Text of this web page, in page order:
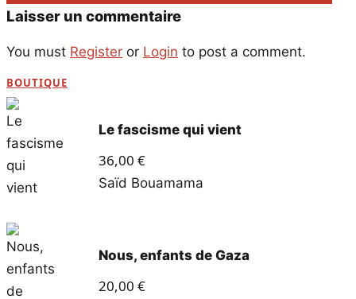
Laisser un commentaire
You must Register or Login to post a comment.
BOUTIQUE
Le fascisme qui vient
36,00 €
Saïd Bouamama
Nous, enfants de Gaza
20,00 €